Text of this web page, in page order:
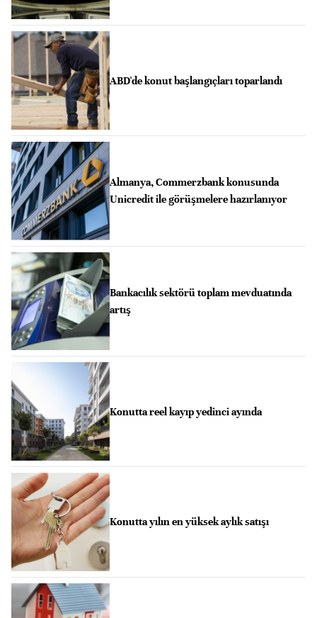
ABD'de konut başlangıçları toparlandı
Almanya, Commerzbank konusunda
Unicredit ile görüşmelere hazırlanıyor
Bankacılık sektörü toplam mevduatında
artış
Konutta reel kayıp yedinci ayında
Konutta yılın en yüksek aylık satışı